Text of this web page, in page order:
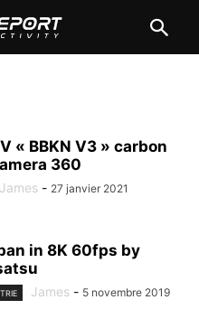
« BBKN V3 » carbon
360
James - 27 janvier 2021
in 8K 60fps by
James - 5 novembre 2019